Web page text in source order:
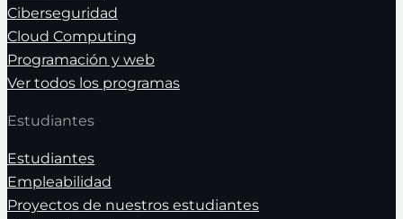
Ciberseguridad
Cloud Computing
Programación y web
Ver todos los programas
Estudiantes
Estudiantes
Empleabilidad
Proyectos de nuestros estudiantes